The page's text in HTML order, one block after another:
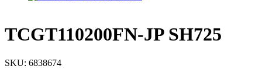
TCGT110200FN-JP SH725
SKU: 6838674